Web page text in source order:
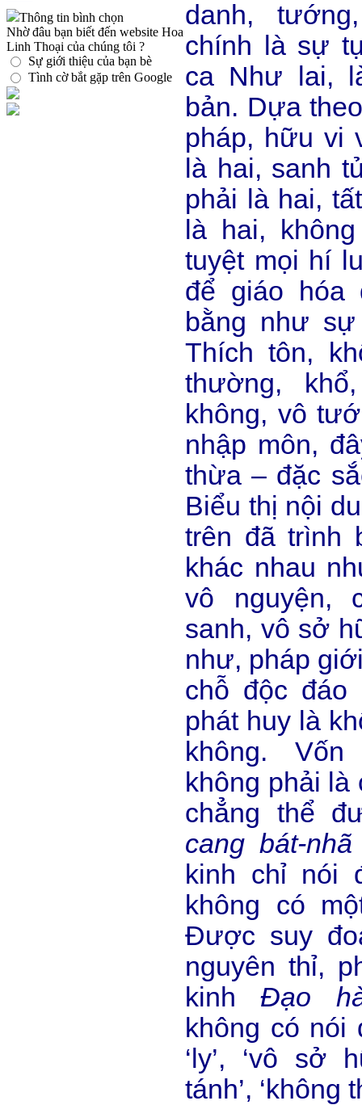
Thông tin bình chọn
Nhờ đâu bạn biết đến website Hoa
Linh Thoại của chúng tôi ?
Sự giới thiệu của bạn bè
Tình cờ bắt gặp trên Google
danh,
chính là sự
ca Như lai,
bản. Dựa
pháp, hữu vi
là hai, sanh
phải là hai,
là hai,
tuyệt mọi hí
để giáo hóa
bằng như
Thích tôn,
thường,
không, vô
nhập môn,
thừa – đặc
Biểu thị nội
trên đã trình
khác nhau
vô nguyện,
sanh, vô sở
như, pháp
chỗ độc
phát huy là
không.
không phải là
chẳng thể
cang bát-nhã
kinh chỉ nói
không có
Được suy
nguyên thỉ,
kinhĐạo
không có nói
‘ly’, ‘vô sở
tánh’, ‘không